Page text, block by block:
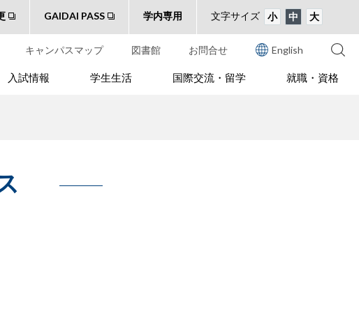
GAIDAI PASS 学内専用 文字サイズ 小 中 大
キャンパスマップ 図書館 お問合せ English
入試情報 学生生活 国際交流・留学 就職・資格